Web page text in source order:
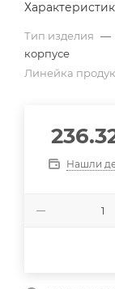
Тип изделия —
корпусе
Линейка
Нашли